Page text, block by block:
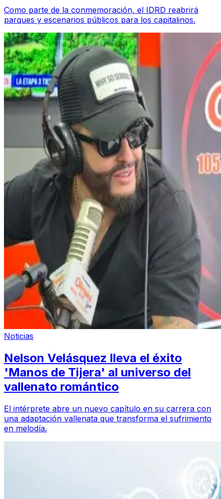
Como parte de la conmemoración, el IDRD reabrirá
parques y escenarios públicos para los capitalinos.
Noticias
Nelson Velásquez lleva el éxito
'Manos de Tijera' al universo del
vallenato romántico
El intérprete abre un nuevo capítulo en su carrera con
una adaptación vallenata que transforma el sufrimiento
en melodía.